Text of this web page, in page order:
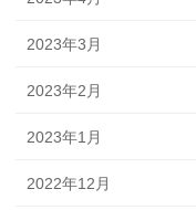
2023年3月
2023年2月
2023年1月
2022年12月